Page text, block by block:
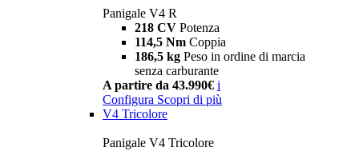
Panigale V4 R
218 CV Potenza
114,5 Nm Coppia
186,5 kg Peso in ordine di marcia
senza carburante
A partire da 43.990€ i
Configura Scopri di più
V4 Tricolore
Panigale V4 Tricolore